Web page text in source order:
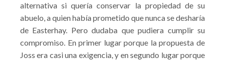
alternativa si quería conservar la propiedad de su
abuelo, a quien había prometido que nunca se desharía
de Easterhay. Pero dudaba que pudiera cumplir su
compromiso. En primer lugar porque la propuesta de
Joss era casi una exigencia, y en segundo lugar porque